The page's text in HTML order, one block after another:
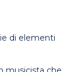
di elementi